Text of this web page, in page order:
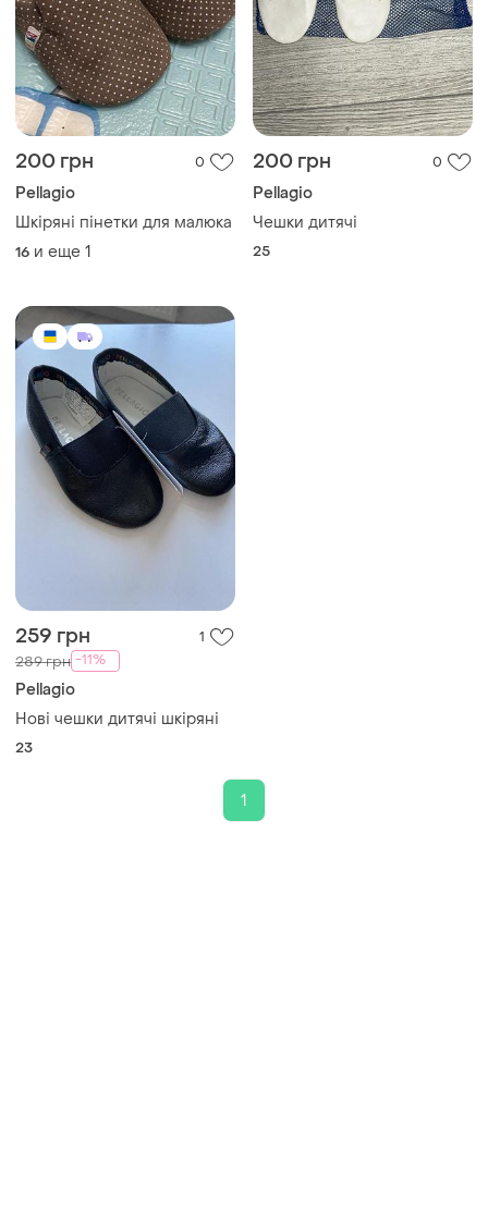
200 грн 0
Pellagio
Шкіряні пінетки для малюка
16 и еще 1
200 грн 0
Pellagio
Чешки дитячі
25
259 грн 1
289 грн -11%
Pellagio
Нові чешки дитячі шкіряні
23
1